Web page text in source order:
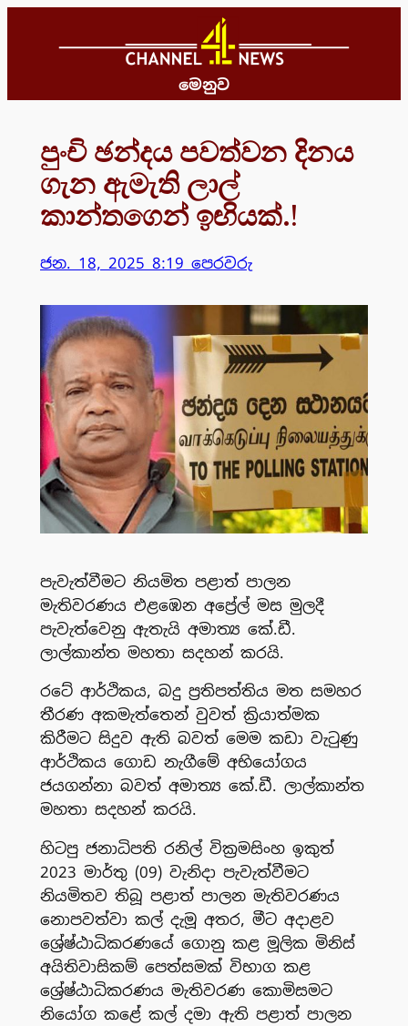
මෙනුව
පුංචි ඡන්දය පවත්වන දිනය
ගැන ඇමැති ලාල්
කාන්තගෙන් ඉඟියක්.!
ජන. 18, 2025 8:19 පෙරවරු
පැවැත්වීමට නියමිත පළාත් පාලන
මැතිවරණය එළ⁣ඹෙන අප්‍රේල් මස මුලදී
පැවැත්වෙනු ඇතැයි අමාත්‍ය කේ.ඩී.
ලාල්කාන්ත මහතා සදහන් කරයි.
රටේ ආර්ථිකය, බදු ප්‍රතිපත්තිය මත සමහර
තීරණ අකමැත්තෙන් වුවත් ක්‍රියාත්මක
කිරීමට සිදුව ඇති බවත් මෙම කඩා වැටුණු
ආර්ථිකය ගොඩ නැගීමේ අභියෝගය
ජයගන්නා බවත් අමාත්‍ය කේ.ඩී. ලාල්කාන්ත
මහතා සදහන් කරයි.
හිටපු ජනාධිපති රනිල් වික්‍රමසිංහ ඉකුත්
2023 මාර්තු (09) වැනිදා පැවැත්වීමට
නියමිතව තිබූ පළාත් පාලන මැතිවරණය
නොපවත්වා කල් දැමූ අතර, මීට අදාළව
ශ්‍රේෂ්ඨාධිකරණයේ ගොනු කළ මූලික මිනිස්
අයිතිවාසිකම් පෙත්සමක් විභාග කළ
ශ්‍රේෂ්ඨාධිකරණය මැතිවරණ කොමිසමට
නියෝග කළේ කල් දමා ඇති පළාත් පාලන